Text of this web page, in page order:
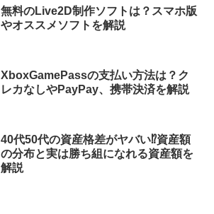
無料のLive2D制作ソフトは？スマホ版
やオススメソフトを解説
XboxGamePassの支払い方法は？ク
レカなしやPayPay、携帯決済を解説
40代50代の資産格差がヤバい⁉︎資産額
の分布と実は勝ち組になれる資産額を
解説